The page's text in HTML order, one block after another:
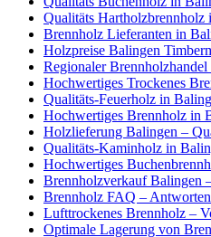
Qualitäts Hartholzbrennholz
Brennholz Lieferanten in
Holzpreise Balingen
Regionaler
Hochwertiges Trockenes
Qualitäts-Feuerholz in
Hochwertiges Brennholz in
Holzlieferung Balingen –
Qualitäts-Kaminholz in
Hochwertiges
Brennholzverkauf Balingen
Brennholz FAQ –
Lufttrockenes Brennholz –
Optimale Lagerung von